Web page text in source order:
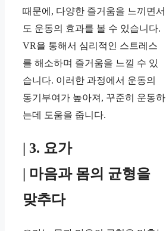
때문에, 다양한 즐거움을 느끼면서
도 운동의 효과를 볼 수 있습니다.
VR을 통해서 심리적인 스트레스
를 해소하며 즐거움을 느낄 수 있
습니다. 이러한 과정에서 운동의
동기부여가 높아져, 꾸준히 운동하
는데 도움을 줍니다.
| 3. 요가
| 마음과 몸의 균형을
맞추다